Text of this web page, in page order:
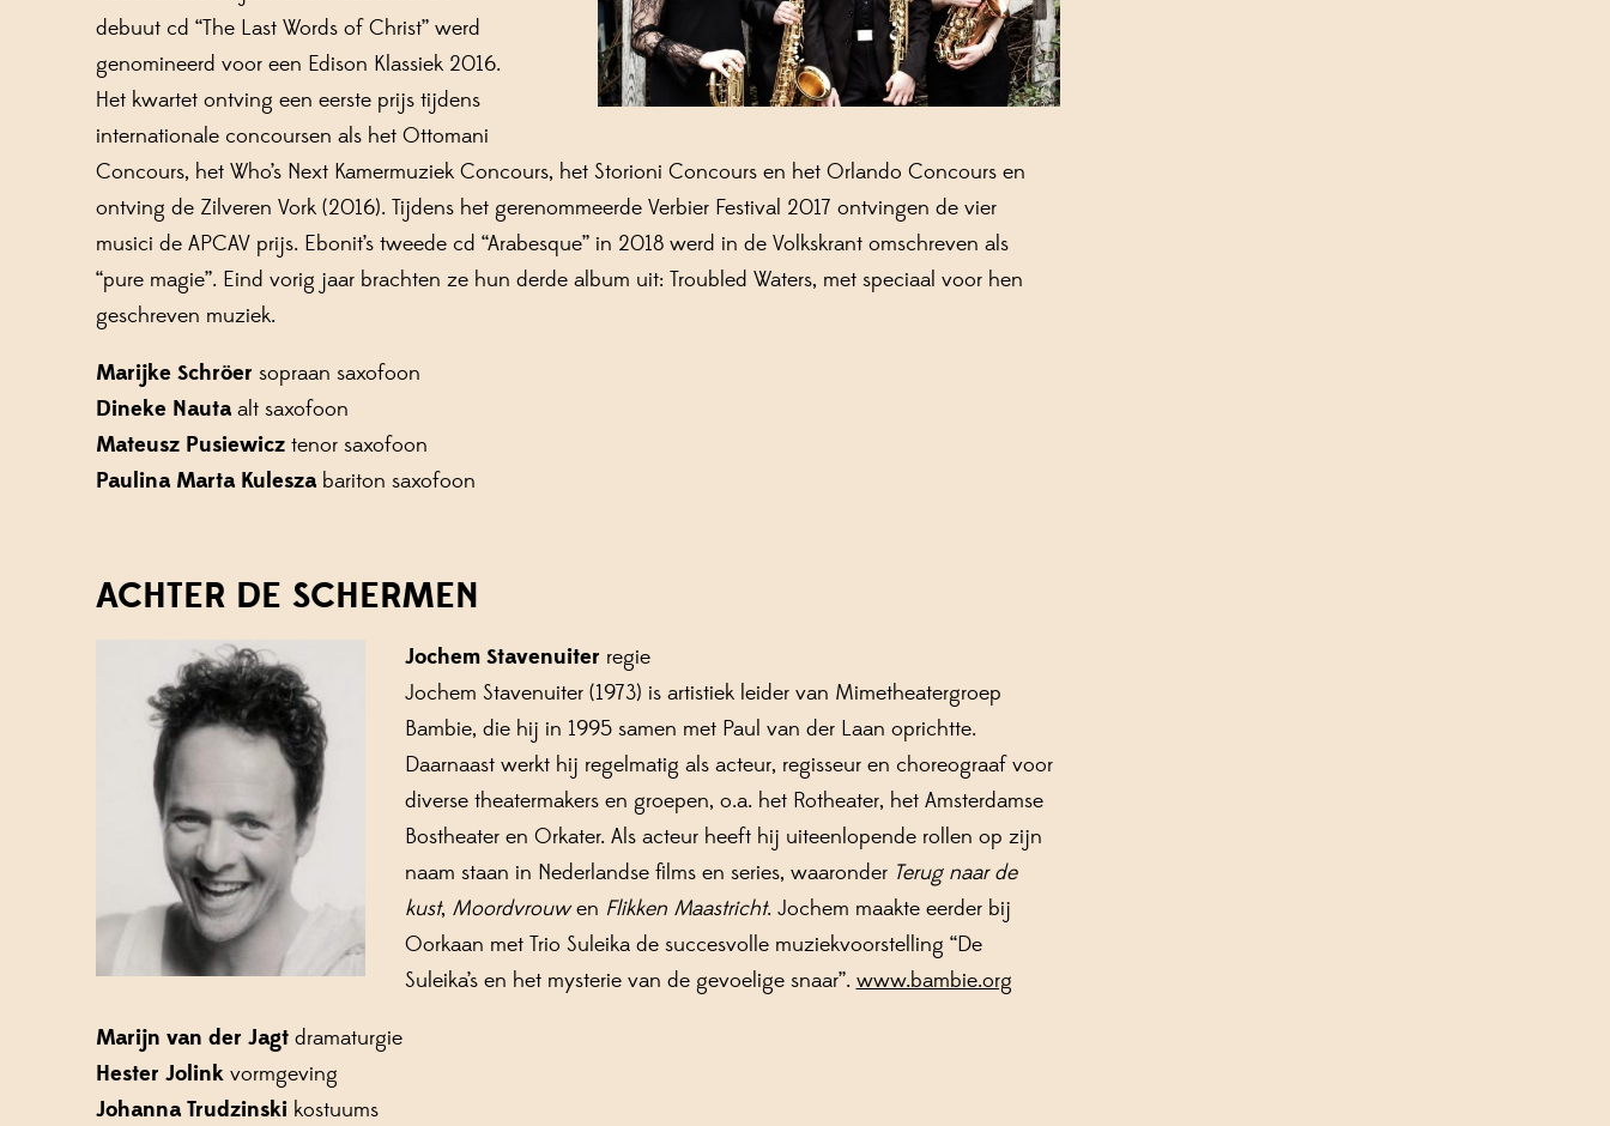
debuut cd “The Last Words of Christ” werd
genomineerd voor een Edison Klassiek 2016.
Het kwartet ontving een eerste prijs tijdens
internationale concoursen als het Ottomani
Concours, het Who’s Next Kamermuziek Concours, het Storioni Concours en het Orlando Concours en
ontving de Zilveren Vork (2016). Tijdens het gerenommeerde Verbier Festival 2017 ontvingen de vier
musici de APCAV prijs. Ebonit’s tweede cd “Arabesque” in 2018 werd in de Volkskrant omschreven als
“pure magie”. Eind vorig jaar brachten ze hun derde album uit: Troubled Waters, met speciaal voor hen
geschreven muziek.
Marijke Schröer sopraan saxofoon
Dineke Nauta alt saxofoon
Mateusz Pusiewicz tenor saxofoon
Paulina Marta Kulesza bariton saxofoon
ACHTER DE SCHERMEN
Jochem Stavenuiter regie
Jochem Stavenuiter (1973) is artistiek leider van Mimetheatergroep
Bambie, die hij in 1995 samen met Paul van der Laan oprichtte.
Daarnaast werkt hij regelmatig als acteur, regisseur en choreograaf voor
diverse theatermakers en groepen, o.a. het Rotheater, het Amsterdamse
Bostheater en Orkater. Als acteur heeft hij uiteenlopende rollen op zijn
naam staan in Nederlandse films en series, waaronder Terug naar de
kust, Moordvrouwen Flikken Maastricht. Jochem maakte eerder bij
Oorkaan met Trio Suleika de succesvolle muziekvoorstelling “De
Suleika’s en het mysterie van de gevoelige snaar”. www.bambie.org
Marijn van der Jagt dramaturgie
Hester Jolink vormgeving
Johanna Trudzinski kostuums